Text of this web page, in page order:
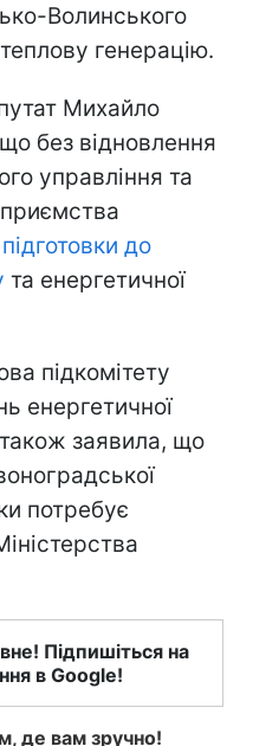
Волинського
генерацію.
Михайло
без відновлення
управління та
до
та енергетичної
підкомітету
енергетичної
також заявила, що
потребує
Підпишіться на
в Google!
де вам зручно!